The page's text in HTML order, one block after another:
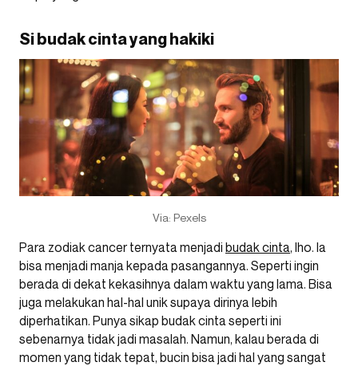
Si budak cinta yang hakiki
Via: Pexels
Para zodiak cancer ternyata menjadi budak cinta, lho. Ia
bisa menjadi manja kepada pasangannya. Seperti ingin
berada di dekat kekasihnya dalam waktu yang lama. Bisa
juga melakukan hal-hal unik supaya dirinya lebih
diperhatikan. Punya sikap budak cinta seperti ini
sebenarnya tidak jadi masalah. Namun, kalau berada di
momen yang tidak tepat, bucin bisa jadi hal yang sangat